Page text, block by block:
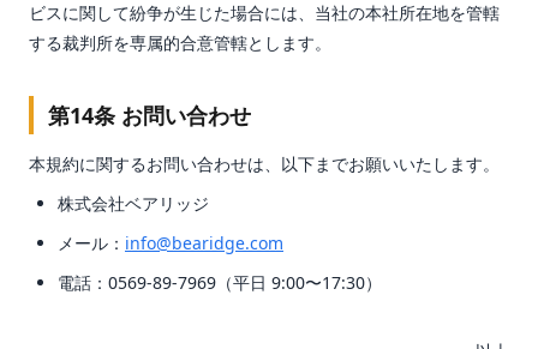
ビスに関して紛争が生じた場合には、当社の本社所在地を管轄
する裁判所を専属的合意管轄とします。
第14条 お問い合わせ
本規約に関するお問い合わせは、以下までお願いいたします。
株式会社ベアリッジ
メール： info@bearidge.com
電話：0569-89-7969（平日 9:00〜17:30）